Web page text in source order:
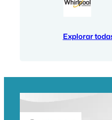
Explorar